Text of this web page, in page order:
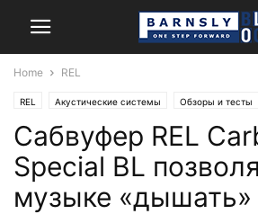
Home REL
REL Акустические системы Обзоры и тесты
Сабвуфер REL
Special BL
музыке «дышать»